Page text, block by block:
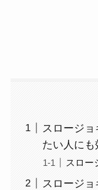
スロージ
たい人に
スロー
スロージ